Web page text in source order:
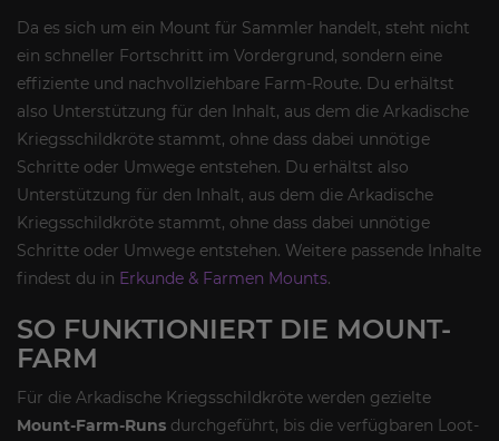
Da es sich um ein Mount für Sammler handelt, steht nicht
ein schneller Fortschritt im Vordergrund, sondern eine
effiziente und nachvollziehbare Farm-Route. Du erhältst
also Unterstützung für den Inhalt, aus dem die Arkadische
Kriegsschildkröte stammt, ohne dass dabei unnötige
Schritte oder Umwege entstehen. Du erhältst also
Unterstützung für den Inhalt, aus dem die Arkadische
Kriegsschildkröte stammt, ohne dass dabei unnötige
Schritte oder Umwege entstehen. Weitere passende Inhalte
findest du in Erkunde & Farmen Mounts.
SO FUNKTIONIERT DIE MOUNT-
FARM
Für die Arkadische Kriegsschildkröte werden gezielte
Mount-Farm-Runs durchgeführt, bis die verfügbaren Loot-